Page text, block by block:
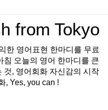
from Tokyo
한 영어표현 한마디를 무료
침 오늘의 영어 한마디를 큰
것, 영어회화 자신감의 시작
, Yes, you can !